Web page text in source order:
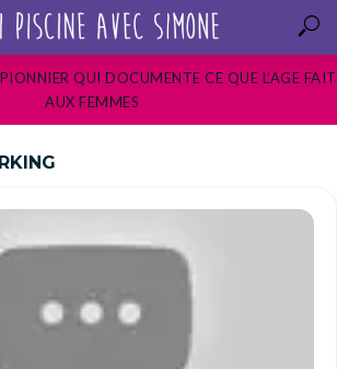
QUI DOCUMENTE CE QUE L’AGE FAIT
AUX FEMMES